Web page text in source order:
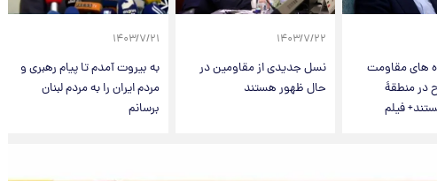
های مقاومت
در منطقۀ
فیلم
۱۴۰۳/۷/۲۲
نسل جدیدی از مقاومین در
حال ظهور هستند
۱۴۰۳/۷/۲۱
به بیروت آمدم تا پیام رهبری و
مردم ایران را به مردم لبنان
برسانم